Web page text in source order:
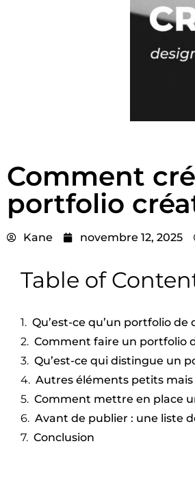
Comment
portfolio
Kane novembre 12, 2025
Table of
Qu’est-ce qu’un portfolio de
Comment faire un portfolio
Qu’est-ce qui distingue un
Autres éléments petits
Comment mettre en place
Avant de publier : une liste
Conclusion